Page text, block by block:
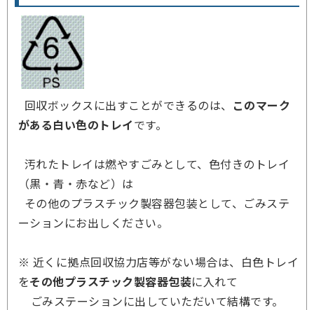
回収ボックスに出すことができるのは、 このマーク
がある白い色のトレイです。
汚れたトレイは燃やすごみとして、色付きのトレイ
（黒・青・赤など）は
その他のプラスチック製容器包装として、ごみステ
ーションにお出しください。
※ 近くに拠点回収協力店等がない場合は、白色トレイ
をその他プラスチック製容器包装に入れて
ごみステーションに出していただいて結構です。